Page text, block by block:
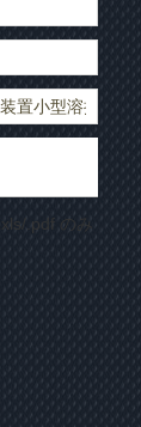
.pdf のみ